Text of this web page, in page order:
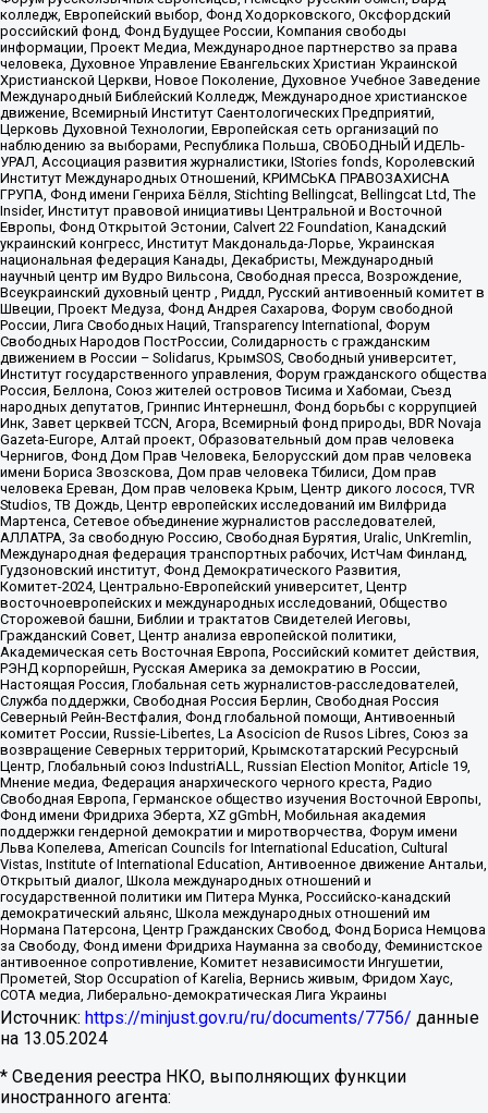
колледж, Европейский выбор, Фонд Ходорковского, Оксфордский
российский фонд, Фонд Будущее России, Компания свободы
информации, Проект Медиа, Международное партнерство за права
человека, Духовное Управление Евангельских Христиан Украинской
Христианской Церкви, Новое Поколение, Духовное Учебное Заведение
Международный Библейский Колледж, Международное христианское
движение, Всемирный Институт Саентологических Предприятий,
Церковь Духовной Технологии, Европейская сеть организаций по
наблюдению за выборами, Республика Польша, СВОБОДНЫЙ ИДЕЛЬ-
УРАЛ, Ассоциация развития журналистики, IStories fonds, Королевский
Институт Международных Отношений, КРИМСЬКА ПРАВОЗАХИСНА
ГРУПА, Фонд имени Генриха Бёлля, Stichting Bellingcat, Bellingcat Ltd, The
Insider, Институт правовой инициативы Центральной и Восточной
Европы, Фонд Открытой Эстонии, Calvert 22 Foundation, Канадский
украинский конгресс, Институт Макдональда-Лорье, Украинская
национальная федерация Канады, Декабристы, Международный
научный центр им Вудро Вильсона, Свободная пресса, Возрождение,
Всеукраинский духовный центр , Риддл, Русский антивоенный комитет в
Швеции, Проект Медуза, Фонд Андрея Сахарова, Форум свободной
России, Лига Свободных Наций, Transparеncy International, Форум
Свободных Народов ПостРоссии, Солидарность с гражданским
движением в России – Solidarus, КрымSOS, Свободный университет,
Институт государственного управления, Форум гражданского общества
Россия, Беллона, Союз жителей островов Тисима и Хабомаи, Съезд
народных депутатов, Гринпис Интернешнл, Фонд борьбы с коррупцией
Инк, Завет церквей TCCN, Агора, Всемирный фонд природы, BDR Novaja
Gazeta-Europe, Алтай проект, Образовательный дом прав человека
Чернигов, Фонд Дом Прав Человека, Белорусский дом прав человека
имени Бориса Звозскова, Дом прав человека Тбилиси, Дом прав
человека Ереван, Дом прав человека Крым, Центр дикого лосося, TVR
Studios, ТВ Дождь, Центр европейских исследований им Вилфрида
Мартенса, Сетевое объединение журналистов расследователей,
АЛЛАТРА, За свободную Россию, Свободная Бурятия, Uralic, UnKremlin,
Международная федерация транспортных рабочих, ИстЧам Финланд,
Гудзоновский институт, Фонд Демократического Развития,
Комитет-2024, Центрально-Европейский университет, Центр
восточноевропейских и международных исследований, Общество
Сторожевой башни, Библии и трактатов Свидетелей Иеговы,
Гражданский Совет, Центр анализа европейской политики,
Академическая сеть Восточная Европа, Российский комитет действия,
РЭНД корпорейшн, Русская Америка за демократию в России,
Настоящая Россия, Глобальная сеть журналистов-расследователей,
Служба поддержки, Свободная Россия Берлин, Свободная Россия
Северный Рейн-Вестфалия, Фонд глобальной помощи, Антивоенный
комитет России, Russie-Libertes, La Asocicion de Rusos Libres, Союз за
возвращение Северных территорий, Крымскотатарский Ресурсный
Центр, Глобальный союз IndustriALL, Russian Election Monitor, Article 19,
Мнение медиа, Федерация анархического черного креста, Радио
Свободная Европа, Германское общество изучения Восточной Европы,
Фонд имени Фридриха Эберта, XZ gGmbH, Мобильная академия
поддержки гендерной демократии и миротворчества, Форум имени
Льва Копелева, American Councils for International Education, Cultural
Vistas, Institute of International Education, Антивоенное движение Антальи,
Открытый диалог, Школа международных отношений и
государственной политики им Питера Мунка, Российско-канадский
демократический альянс, Школа международных отношений им
Нормана Патерсона, Центр Гражданских Свобод, Фонд Бориса Немцова
за Свободу, Фонд имени Фридриха Науманна за свободу, Феминистское
антивоенное сопротивление, Комитет независимости Ингушетии,
Прометей, Stop Occupation of Karelia, Вернись живым, Фридом Хаус,
СОТА медиа, Либерально-демократическая Лига Украины
Источник: https://minjust.gov.ru/ru/documents/7756/ данные
на 13.05.2024
* Сведения реестра НКО, выполняющих функции
иностранного агента: